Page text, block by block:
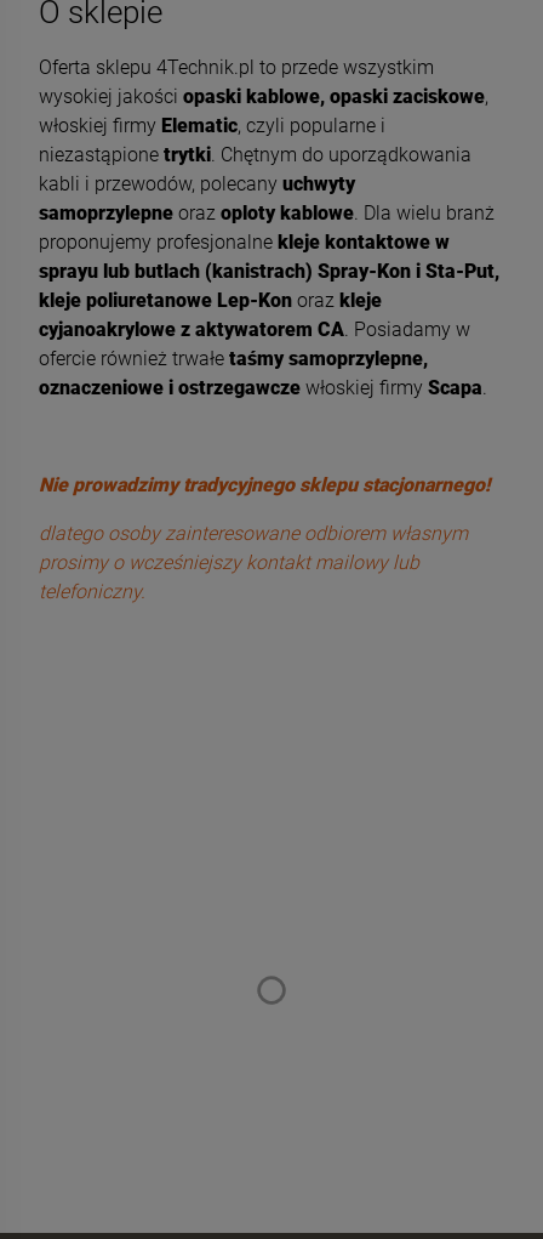
O sklepie
Oferta sklepu 4Technik.pl to przede wszystkim
wysokiej jakości opaski kablowe, opaski zaciskowe,
włoskiej firmy Elematic, czyli popularne i
niezastąpione trytki. Chętnym do uporządkowania
kabli i przewodów, polecany uchwyty
samoprzylepne oraz oploty kablowe. Dla wielu branż
proponujemy profesjonalne kleje kontaktowe w
sprayu lub butlach (kanistrach) Spray-Kon i Sta-Put,
kleje poliuretanowe Lep-Kon oraz kleje
cyjanoakrylowe z aktywatorem CA. Posiadamy w
ofercie również trwałe taśmy samoprzylepne,
oznaczeniowe i ostrzegawcze włoskiej firmy Scapa.
Nie prowadzimy tradycyjnego sklepu stacjonarnego!
dlatego osoby zainteresowane odbiorem własnym
prosimy o wcześniejszy kontakt mailowy lub
telefoniczny.